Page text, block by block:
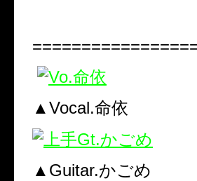
▲Vocal.命依
▲Guitar.かごめ